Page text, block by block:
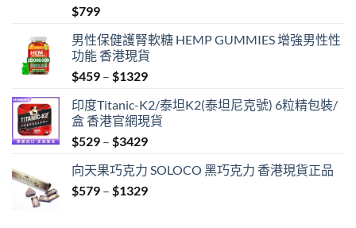
評分
滿分 5
$799
男性保健護腎軟糖 HEMP GUMMIES 增強男性性
功能 香港現貨
$459 – $1329Price
$459
through
$1329
印度Titanic-K2/泰坦K2(泰坦尼克號) 6粒精包裝/
盒 香港官網現貨
$529 – $3429Price
$529
through
向天果巧克力 SOLOCO 黑巧克力 香港現貨正品
$579 – $1329Price